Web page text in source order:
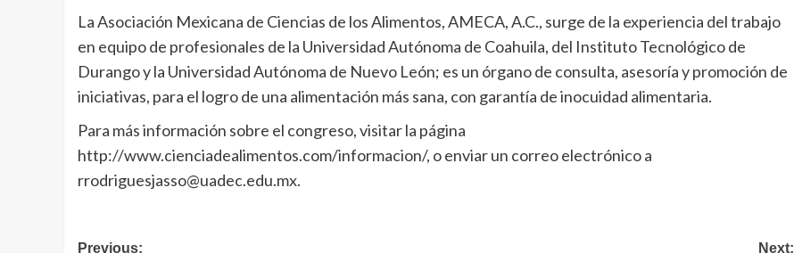
La Asociación Mexicana de Ciencias de los Alimentos, AMECA, A.C., surge de la experiencia del trabajo
en equipo de profesionales de la Universidad Autónoma de Coahuila, del Instituto Tecnológico de
Durango y la Universidad Autónoma de Nuevo León; es un órgano de consulta, asesoría y promoción de
iniciativas, para el logro de una alimentación más sana, con garantía de inocuidad alimentaria.
Para más información sobre el congreso, visitar la página
http://www.cienciadealimentos.com/informacion/, o enviar un correo electrónico a
rrodriguesjasso@uadec.edu.mx.
Previous:
Next: